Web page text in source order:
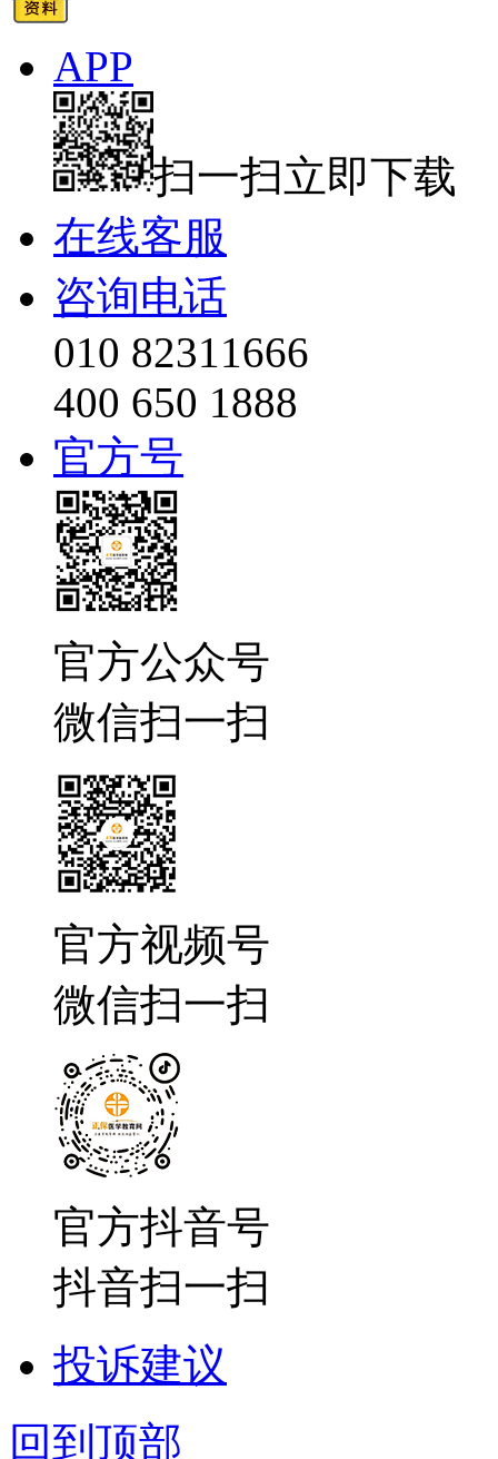
APP
扫一扫立即下载
在线客服
咨询电话
010 82311666
400 650 1888
官方号
官方公众号
微信扫一扫
官方视频号
微信扫一扫
官方抖音号
抖音扫一扫
投诉建议
回到顶部